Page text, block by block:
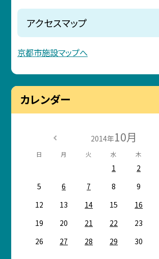
アクセスマップ
京都市施設マップへ
カレンダー
2014年10月
日 月 火 水 木
1 2
5
6 7 8 9
12
13 14 15 16
19
20 21 22 23
26
27 28 29 30